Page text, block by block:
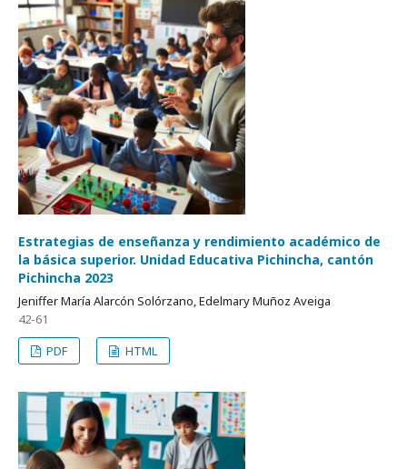
Estrategias de enseñanza y rendimiento académico de
la básica superior. Unidad Educativa Pichincha, cantón
Pichincha 2023
Jeniffer María Alarcón Solórzano, Edelmary Muñoz Aveiga
42-61
PDF
HTML